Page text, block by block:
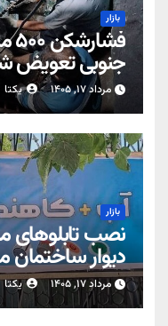
بازار
جنوبی تعویض
مرداد ۱۷, ۱۴۰۵
بازار
نصب تابلوهای
دیوار ساختمان
مرداد ۱۷, ۱۴۰۵